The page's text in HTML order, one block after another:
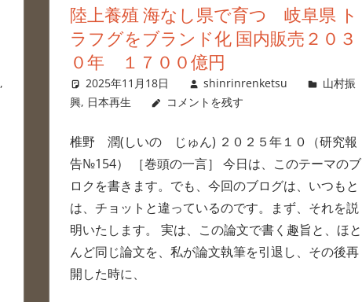
,
陸上養殖 海なし県で育つ 岐阜県 ト
ラフグをブランド化 国内販売２０３
０年 １７００億円
2025年11月18日 shinrinrenketsu
山村振
興, 日本再生 コメントを残す
椎野 潤(しいの じゅん) ２０２５年１０（研究報
告№154） ［巻頭の一言］ 今日は、このテーマのブ
ロクを書きます。でも、今回のブログは、いつもと
は、チョットと違っているのです。まず、それを説
明いたします。 実は、この論文で書く趣旨と、ほと
んど同じ論文を、私が論文執筆を引退し、その後再
開した時に、